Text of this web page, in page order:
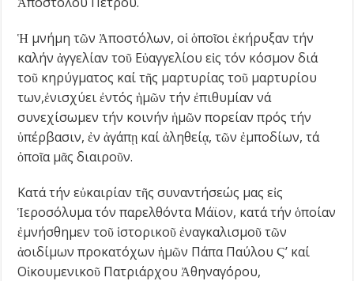
Ἡ μνήμη τῶν Ἀποστόλων, οἱ ὁποῖοι ἐκήρυξαν τήν
καλήν ἀγγελίαν τοῦ Εὐαγγελίου εἰς τόν κόσμον διά
τοῦ κηρύγματος καί τῆς μαρτυρίας τοῦ μαρτυρίου
των,ἐνισχύει ἐντός ἡμῶν τήν ἐπιθυμίαν νά
συνεχίσωμεν τήν κοινήν ἡμῶν πορείαν πρός τήν
ὑπέρβασιν, ἐν ἀγάπῃ καί ἀληθείᾳ, τῶν ἐμποδίων, τά
ὁποῖα μᾶς διαιροῦν.
Κατά τήν εὐκαιρίαν τῆς συναντήσεώς μας εἰς
Ἱεροσόλυμα τόν παρελθόντα Μάϊον, κατά τήν ὁποίαν
ἐμνήσθημεν τοῦ ἱστορικοῦ ἐναγκαλισμοῦ τῶν
ἀοιδίμων προκατόχων ἡμῶν Πάπα Παύλου Ϛ’ καί
Οἰκουμενικοῦ Πατριάρχου Ἀθηναγόρου,